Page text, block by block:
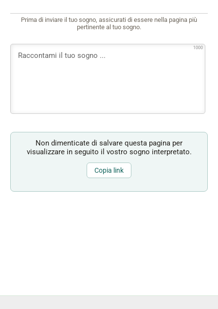
Prima di inviare il tuo sogno, assicurati di essere nella pagina più
pertinente al tuo sogno.
1000
Non dimenticate di salvare questa pagina per
visualizzare in seguito il vostro sogno interpretato.
Copia link